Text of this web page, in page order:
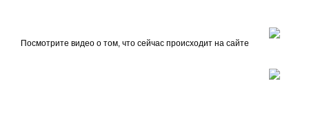
Посмотрите видео о том, что сейчас происходит на сайте